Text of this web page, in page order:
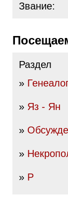
Звание:
Раздел
»
» Яз - Ян
»
»
» Р